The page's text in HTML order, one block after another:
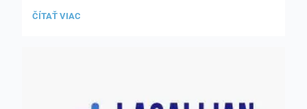
Všetci to prežili, aj učiteľky. Posádka si odniesla zážitky nielen
VÝLET
ČÍTAŤ VIAC